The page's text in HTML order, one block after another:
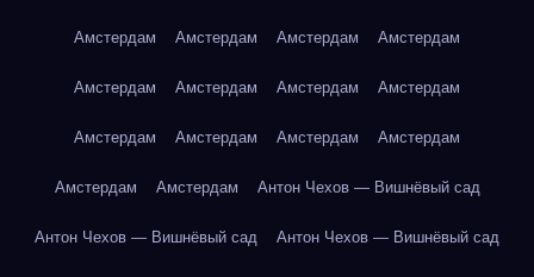
Амстердам Амстердам Амстердам Амстердам
Амстердам Амстердам Амстердам Амстердам
Амстердам Амстердам Амстердам Амстердам
Амстердам Амстердам Антон Чехов — Вишнёвый сад
Антон Чехов — Вишнёвый сад Антон Чехов — Вишнёвый сад